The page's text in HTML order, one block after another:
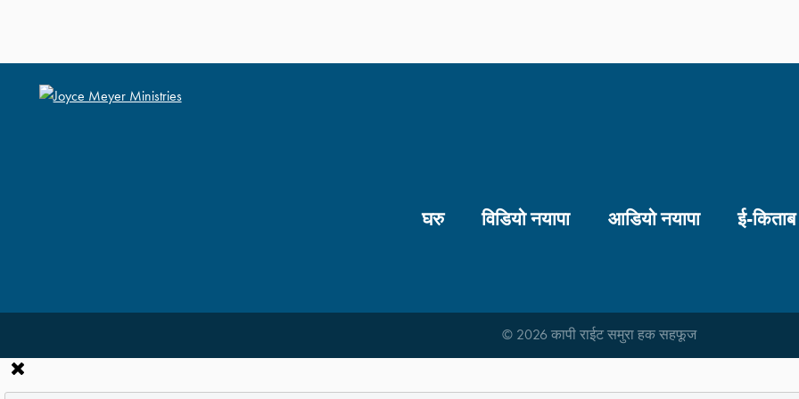
घरु विडियो नयापा आडियो नयापा ई-किताब
© 2026 कापी राईट समुरा हक सहफूज